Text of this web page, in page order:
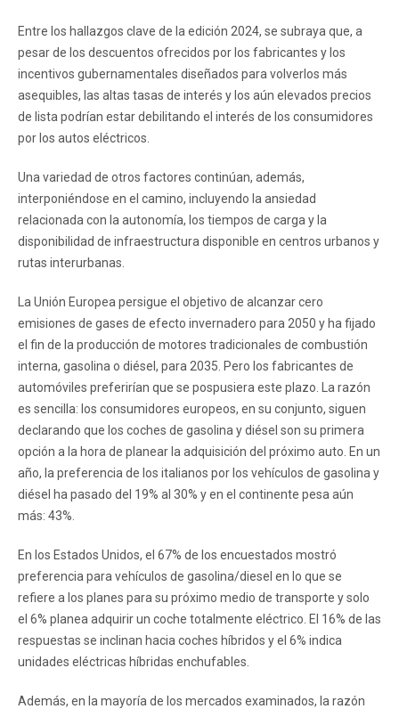
Entre los hallazgos clave de la edición 2024, se subraya que, a
pesar de los descuentos ofrecidos por los fabricantes y los
incentivos gubernamentales diseñados para volverlos más
asequibles, las altas tasas de interés y los aún elevados precios
de lista podrían estar debilitando el interés de los consumidores
por los autos eléctricos.
Una variedad de otros factores continúan, además,
interponiéndose en el camino, incluyendo la ansiedad
relacionada con la autonomía, los tiempos de carga y la
disponibilidad de infraestructura disponible en centros urbanos y
rutas interurbanas.
La Unión Europea persigue el objetivo de alcanzar cero
emisiones de gases de efecto invernadero para 2050 y ha fijado
el fin de la producción de motores tradicionales de combustión
interna, gasolina o diésel, para 2035. Pero los fabricantes de
automóviles preferirían que se pospusiera este plazo. La razón
es sencilla: los consumidores europeos, en su conjunto, siguen
declarando que los coches de gasolina y diésel son su primera
opción a la hora de planear la adquisición del próximo auto. En un
año, la preferencia de los italianos por los vehículos de gasolina y
diésel ha pasado del 19% al 30% y en el continente pesa aún
más: 43%.
En los Estados Unidos, el 67% de los encuestados mostró
preferencia para vehículos de gasolina/diesel en lo que se
refiere a los planes para su próximo medio de transporte y solo
el 6% planea adquirir un coche totalmente eléctrico. El 16% de las
respuestas se inclinan hacia coches híbridos y el 6% indica
unidades eléctricas híbridas enchufables.
Además, en la mayoría de los mercados examinados, la razón